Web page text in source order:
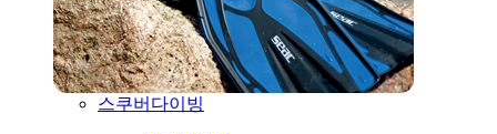
스쿠버다이빙